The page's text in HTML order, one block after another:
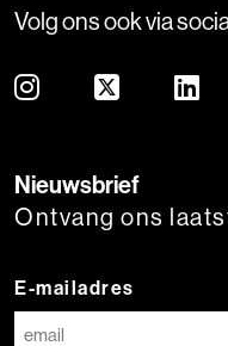
Volg ons ook via
Nieuwsbrief
Ontvang ons
E-mailadres